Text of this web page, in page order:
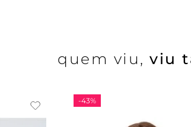
quem viu, viu
-43%